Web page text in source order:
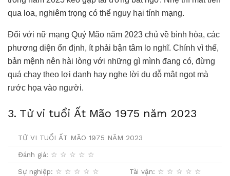
qua loa, nghiêm trọng có thể nguy hại tính mạng.
Đối với nữ mạng Quý Mão năm 2023 chủ về bình hòa, các
phương diện ổn định, ít phải bận tâm lo nghĩ. Chính vì thế,
bản mệnh nên hài lòng với những gì mình đang có, đừng
quá chạy theo lợi danh hay nghe lời dụ dỗ mật ngọt mà
rước họa vào người.
3. Tử vi tuổi Ất Mão 1975 năm 2023
TỬ VI TUỔI ẤT MÃO 1975 NĂM 2023
Đánh giá: ☆ ☆ ☆ ☆ ☆
Sự nghiệp: ☆ ☆ ☆ ☆ ☆ Tài vận: ☆ ☆ ☆ ☆ ☆